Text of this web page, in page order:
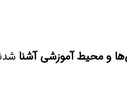
و محیط آموزشی آشنا